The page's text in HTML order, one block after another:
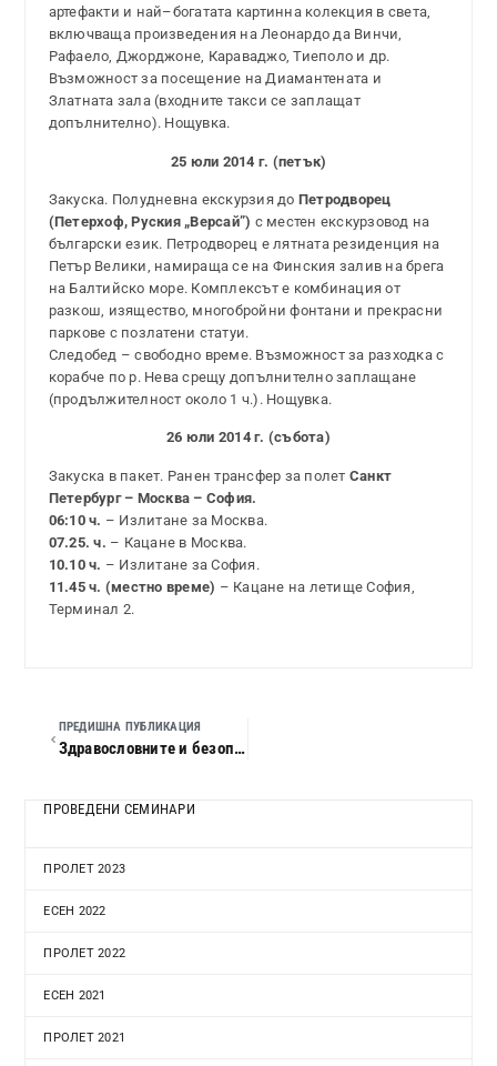
артефакти и най–богатата картинна колекция в света,
включваща произведения на Леонардо да Винчи,
Рафаело, Джорджоне, Караваджо, Тиеполо и др.
Възможност за посещение на Диамантената и
Златната зала (входните такси се заплащат
допълнително). Нощувка.
25 юли 2014 г. (петък)
Закуска. Полудневна екскурзия до Петродворец
(Петерхоф, Руския „Версай”) с местен екскурзовод на
български език. Петродворец е лятната резиденция на
Петър Велики, намираща се на Финския залив на брега
на Балтийско море. Комплексът е комбинация от
разкош, изящество, многобройни фонтани и прекрасни
паркове с позлатени статуи.
Следобед – свободно време. Възможност за разходка с
корабче по р. Нева срещу допълнително заплащане
(продължителност около 1 ч.). Нощувка.
26 юли 2014 г. (събота)
Закуска в пакет. Ранен трансфер за полет Санкт
Петербург – Москва – София.
06:10 ч. – Излитане за Москва.
07.25. ч. – Кацане в Москва.
10.10 ч. – Излитане за София.
11.45 ч. (местно време) – Кацане на летище София,
Терминал 2.
ПРЕДИШНА ПУБЛИКАЦИЯ
Здравословните и безопасни условия на труд – споделена отговорност на държавата и предприятието – Ривиера
ПРОВЕДЕНИ СЕМИНАРИ
ПРОЛЕТ 2023
ЕСЕН 2022
ПРОЛЕТ 2022
ЕСЕН 2021
ПРОЛЕТ 2021